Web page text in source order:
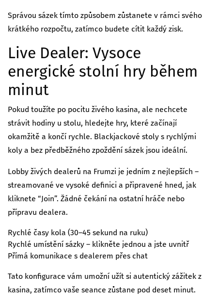
Správou sázek tímto způsobem zůstanete v rámci svého
krátkého rozpočtu, zatímco budete cítit každý zisk.
Live Dealer: Vysoce
energické stolní hry během
minut
Pokud toužíte po pocitu živého kasina, ale nechcete
strávit hodiny u stolu, hledejte hry, které začínají
okamžitě a končí rychle. Blackjackové stoly s rychlými
koly a bez předběžného zpoždění sázek jsou ideální.
Lobby živých dealerů na Frumzi je jedním z nejlepších –
streamované ve vysoké definici a připravené hned, jak
kliknete “Join”. Žádné čekání na ostatní hráče nebo
přípravu dealera.
Rychlé časy kola (30–45 sekund na ruku)
Rychlé umístění sázky – klikněte jednou a jste uvnitř
Přímá komunikace s dealerem přes chat
Tato konfigurace vám umožní užít si autentický zážitek z
kasina, zatímco vaše seance zůstane pod deset minut.